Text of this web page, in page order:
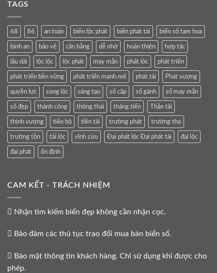
TAGS
68 86 an toàn biển lộc phát biển phát tài biển số tam hoa
bình an bảo vệ cân bằng dễ nhớ hoàn thiện hợp tác
lâu dài lộc lộc lộc phát may mắn phát lộc phát triển
phát triển bền vững phát triển mạnh mẽ phát tài Phát vượng
quyền lực song lộc sáng tạo số cặp số gánh số may mắn
số đẹp thành công thông thái thăng tiến Thần tài
thịnh vượng tiến bộ tiền tài trường phát trường thọ
trường tồn tài lộc vĩnh cửu Đại phát lộc Đại phát tài đại lộc
đại phát ổn định
CAM KẾT - TRÁCH NHIỆM
Nhận tìm kiếm biển đẹp không cần nhận cọc.
Bảo đảm các thủ tục trao đổi mua bán biển số.
Bảo mật thông tin khách hàng. Chỉ sử dụng khi được cho
phép.